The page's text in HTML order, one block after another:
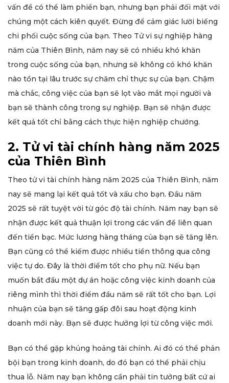
vấn đề có thể làm phiền bạn, nhưng bạn phải đối mặt với
chúng một cách kiên quyết. Đừng để cảm giác lười biếng
chi phối cuộc sống của bạn. Theo Tử vi sự nghiệp hàng
năm của Thiên Bình, năm nay sẽ có nhiều khó khăn
trong cuộc sống của bạn, nhưng sẽ không có khó khăn
nào tồn tại lâu trước sự chăm chỉ thực sự của bạn. Chậm
mà chắc, công việc của bạn sẽ lọt vào mắt mọi người và
bạn sẽ thành công trong sự nghiệp. Bạn sẽ nhận được
kết quả tốt chỉ bằng cách thực hiện nghiệp chướng.
2. Tử vi tài chính hàng năm 2025
của Thiên Bình
Theo tử vi tài chính hàng năm 2025 của Thiên Bình, năm
nay sẽ mang lại kết quả tốt và xấu cho bạn. Đầu năm
2025 sẽ rất tuyệt vời từ góc độ tài chính. Năm nay bạn sẽ
nhận được kết quả thuận lợi trong các vấn đề liên quan
đến tiền bạc. Mức lương hàng tháng của bạn sẽ tăng lên.
Bạn cũng có thể kiếm được nhiều tiền thông qua công
việc tự do. Đây là thời điểm tốt cho phụ nữ. Nếu bạn
muốn bắt đầu một dự án hoặc công việc kinh doanh của
riêng mình thì thời điểm đầu năm sẽ rất tốt cho bạn. Lợi
nhuận của bạn sẽ tăng gấp đôi sau hoạt động kinh
doanh mới này. Bạn sẽ được hưởng lợi từ công việc mới.
Bạn có thể gặp khủng hoảng tài chính. Ai đó có thể phản
bội bạn trong kinh doanh, do đó bạn có thể phải chịu
thua lỗ. Năm nay bạn không cần phải tin tưởng bất cứ ai